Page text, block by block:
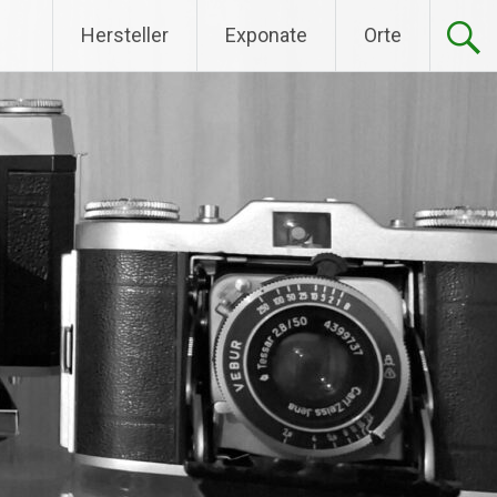
Hersteller Exponate Orte